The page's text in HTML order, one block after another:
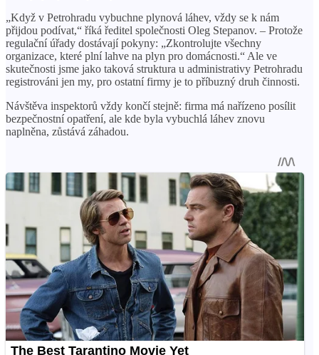
„Když v Petrohradu vybuchne plynová láhev, vždy se k nám
přijdou podívat,“ říká ředitel společnosti Oleg Stepanov. – Protože
regulační úřady dostávají pokyny: „Zkontrolujte všechny
organizace, které plní lahve na plyn pro domácnosti.“ Ale ve
skutečnosti jsme jako taková struktura u administrativy Petrohradu
registrováni jen my, pro ostatní firmy je to příbuzný druh činnosti.
Návštěva inspektorů vždy končí stejně: firma má nařízeno posílit
bezpečnostní opatření, ale kde byla vybuchlá láhev znovu
naplněna, zůstává záhadou.